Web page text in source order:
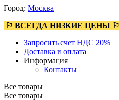
Город: Москва
⚐ ВСЕГДА НИЗКИЕ ЦЕНЫ ⚐
Запросить счет НДС 20%
Доставка и оплата
Информация
Контакты
Все товары
Все товары